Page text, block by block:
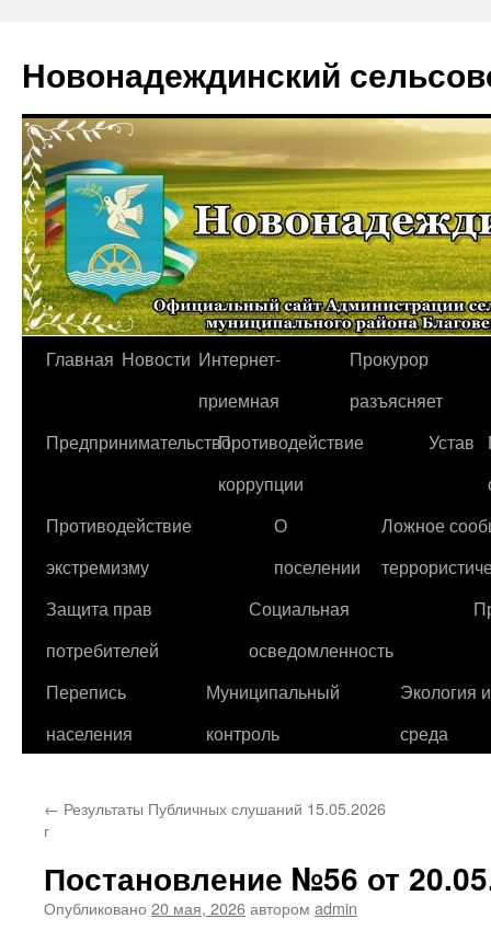
Новонадеждинский
Перейти
содержимому
Главная Новости Интернет-
приемная
Прокурор
разъясняет
ПредпринимательствоПротиводействие
коррупции
Устав
Противодействие
экстремизму
О
поселении
Ложное
Защита прав
потребителей
Социальная
осведомленность
Перепись
населения
Муниципальный
контроль
Экология
среда
← Результаты Публичных слушаний 15.05.2026
г
Постановление №56 от
Опубликовано 20 мая, 2026автором admin